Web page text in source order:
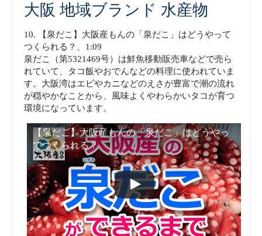
大阪 地域ブランド 水産物
10. 【泉だこ】大阪産もんの「泉だこ」はどうやって
つくられる？、1:09
泉だこ（第5321469号）は鮮魚移動販売車などで売ら
れていて、タコ飯やおでんなどの料理に使われていま
す。大阪湾はエビやカニなどのえさが豊富で潮の流れ
が穏やかなことから、風味よくやわらかいタコが育つ
環境になっています。
【泉だこ】大阪産もんの「泉だこ」はどうやっ
てつくられる？